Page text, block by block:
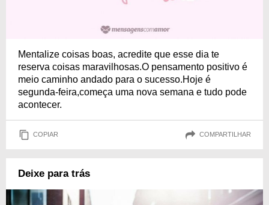
Mentalize coisas boas, acredite que esse dia te
reserva coisas maravilhosas.O pensamento positivo é
meio caminho andado para o sucesso.Hoje é
segunda-feira,começa uma nova semana e tudo pode
acontecer.
COPIAR COMPARTILHAR
Deixe para trás